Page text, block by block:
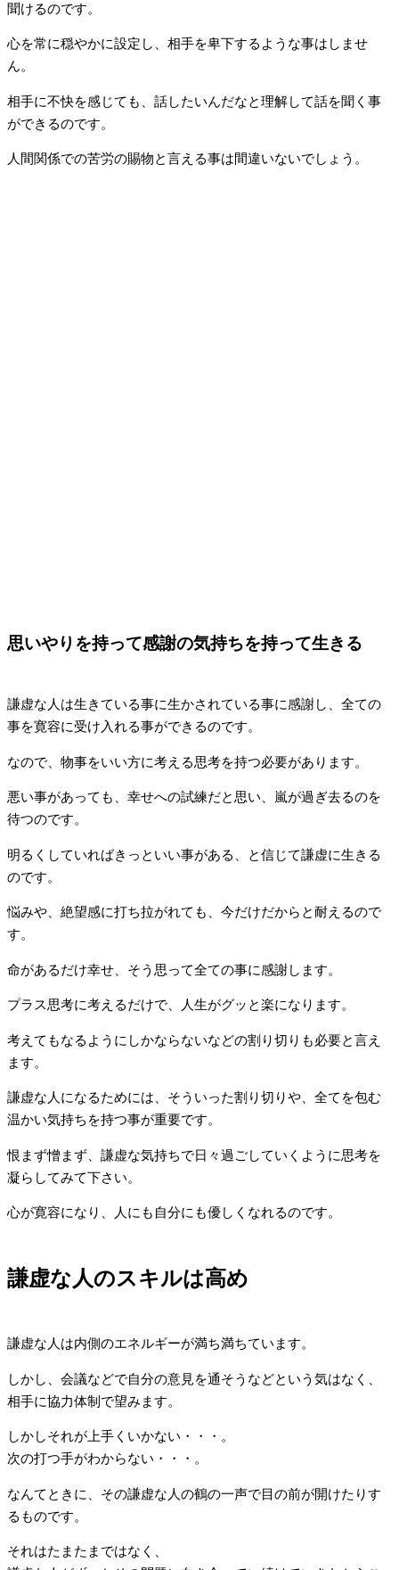
聞けるのです。
心を常に穏やかに設定し、相手を卑下するような事はしませ
ん。
相手に不快を感じても、話したいんだなと理解して話を聞く事
ができるのです。
人間関係での苦労の賜物と言える事は間違いないでしょう。
思いやりを持って感謝の気持ちを持って生きる
謙虚な人は生きている事に生かされている事に感謝し、全ての
事を寛容に受け入れる事ができるのです。
なので、物事をいい方に考える思考を持つ必要があります。
悪い事があっても、幸せへの試練だと思い、嵐が過ぎ去るのを
待つのです。
明るくしていればきっといい事がある、と信じて謙虚に生きる
のです。
悩みや、絶望感に打ち拉がれても、今だけだからと耐えるので
す。
命があるだけ幸せ、そう思って全ての事に感謝します。
プラス思考に考えるだけで、人生がグッと楽になります。
考えてもなるようにしかならないなどの割り切りも必要と言え
ます。
謙虚な人になるためには、そういった割り切りや、全てを包む
温かい気持ちを持つ事が重要です。
恨まず憎まず、謙虚な気持ちで日々過ごしていくように思考を
凝らしてみて下さい。
心が寛容になり、人にも自分にも優しくなれるのです。
謙虚な人のスキルは高め
謙虚な人は内側のエネルギーが満ち満ちています。
しかし、会議などで自分の意見を通そうなどという気はなく、
相手に協力体制で望みます。
しかしそれが上手くいかない・・・。
次の打つ手がわからない・・・。
なんてときに、その謙虚な人の鶴の一声で目の前が開けたりす
るものです。
それはたまたまではなく、